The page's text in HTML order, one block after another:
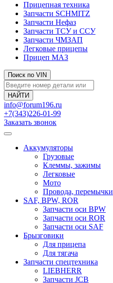
Прицепная техника
Запчасти SCHMITZ
Запчасти Нефаз
Запчасти ТСУ и ССУ
Запчасти ЧМЗАП
Легковые прицепы
Прицеп МАЗ
Поиск по VIN
info@forum196.ru
+7(343)226-01-99
Заказать звонок
Аккумуляторы
Грузовые
Клеммы, зажимы
Легковые
Мото
Провода, перемычки
SAF, BPW, ROR
Запчасти оси BPW
Запчасти оси ROR
Запчасти оси SAF
Брызговики
Для прицепа
Для тягача
Запчасти спецтехника
LIEBHERR
Запчасти JCB